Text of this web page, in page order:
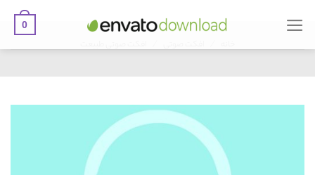
Skip
to
0
/
/